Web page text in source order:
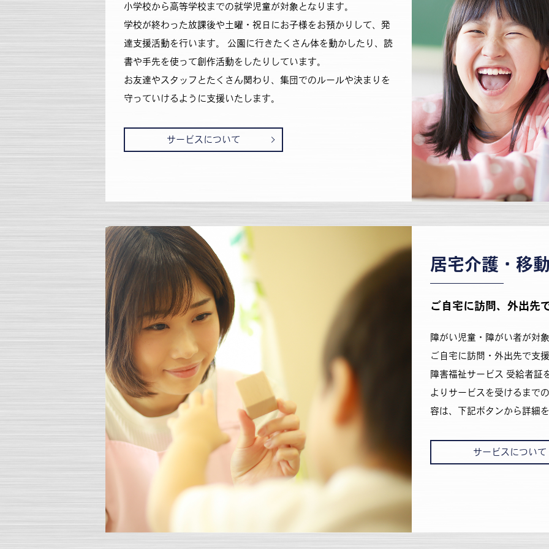
小学校から高等学校までの就学児童が対象となります。
学校が終わった放課後や土曜・祝日にお子様をお預かりして、発
達支援活動を行います。 公園に行きたくさん体を動かしたり、読
書や手先を使って創作活動をしたりしています。
お友達やスタッフとたくさん関わり、集団でのルールや決まりを
守っていけるように支援いたします。
サービスについて
居宅介護・移
ご自宅に訪問、外出先
障がい児童・障がい者が対
ご自宅に訪問・外出先で支
障害福祉サービス 受給者証
よりサービスを受けるまで
容は、下記ボタンから詳細
サービスについて